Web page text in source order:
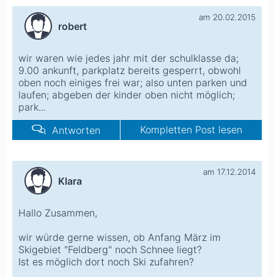
robert
am 20.02.2015
wir waren wie jedes jahr mit der schulklasse da;
9.00 ankunft, parkplatz bereits gesperrt, obwohl
oben noch einiges frei war; also unten parken und
laufen; abgeben der kinder oben nicht möglich;
park...
Antworten
Kompletten Post lesen
Klara
am 17.12.2014
Hallo Zusammen,
wir würde gerne wissen, ob Anfang März im
Skigebiet "Feldberg" noch Schnee liegt?
Ist es möglich dort noch Ski zufahren?